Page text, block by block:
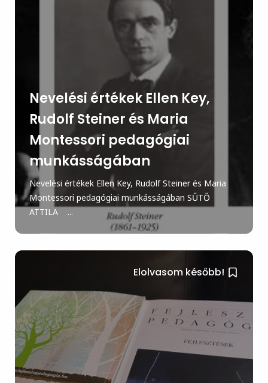
Nevelési értékek Ellen Key,
Rudolf Steiner és Maria
Montessori pedagógiai
munkásságában
Nevelési értékek Ellen Key, Rudolf Steiner és Maria
Montessori pedagógiai munkásságában SŰTŐ
ATTILA ...
Elolvasom később!